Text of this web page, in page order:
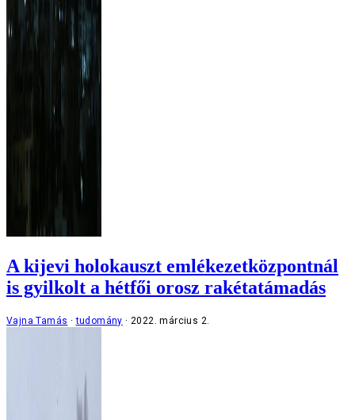
A kijevi holokauszt emlékezetközpontnál
is gyilkolt a hétfői orosz rakétatámadás
Vajna Tamás tudomány 2022. március 2.